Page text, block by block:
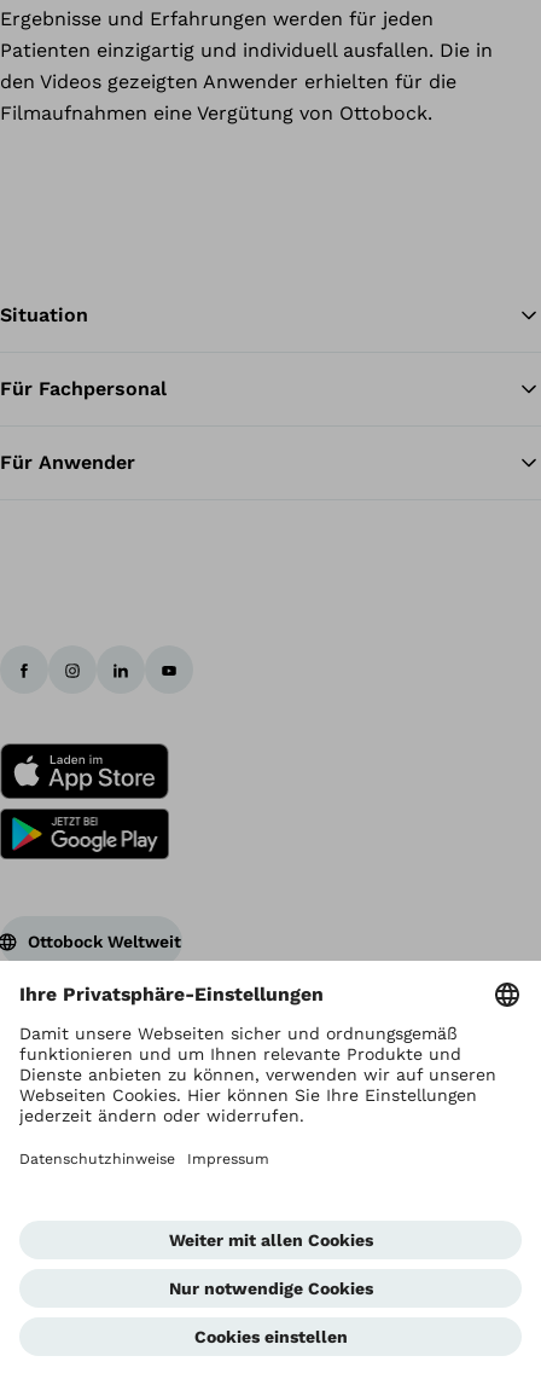
Ergebnisse und Erfahrungen werden für jeden
Patienten einzigartig und individuell ausfallen. Die in
den Videos gezeigten Anwender erhielten für die
Filmaufnahmen eine Vergütung von Ottobock.
Situation
Für Fachpersonal
Für Anwender
Ottobock Weltweit
Urheberrecht liegt bei Ottobock
Datenschutzeinstellungen
Datenschutzhinweise
Nutzungsbedingungen
Global Website
Hinweisgeberstelle